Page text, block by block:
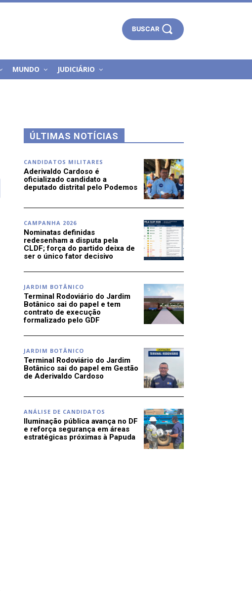
BUSCAR
MUNDO JUDICIÁRIO
ÚLTIMAS NOTÍCIAS
CANDIDATOS MILITARES
Aderivaldo Cardoso é
oficializado candidato a
deputado distrital pelo Podemos
CAMPANHA 2026
Nominatas definidas
redesenham a disputa pela
CLDF; força do partido deixa de
ser o único fator decisivo
JARDIM BOTÂNICO
Terminal Rodoviário do Jardim
Botânico sai do papel e tem
contrato de execução
formalizado pelo GDF
JARDIM BOTÂNICO
Terminal Rodoviário do Jardim
Botânico sai do papel em Gestão
de Aderivaldo Cardoso
ANÁLISE DE CANDIDATOS
Iluminação pública avança no DF
e reforça segurança em áreas
estratégicas próximas à Papuda